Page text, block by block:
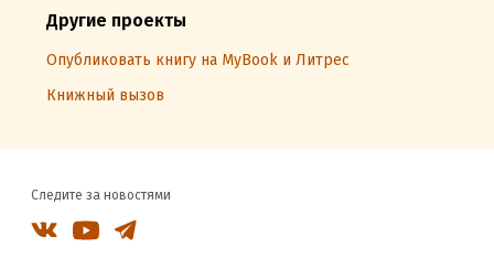
Другие проекты
Опубликовать книгу на MyBook и Литрес
Книжный вызов
Следите за новостями